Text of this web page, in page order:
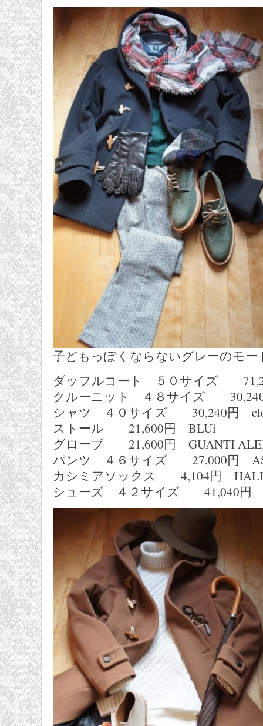
子どもっぽくならないグレーのモ
ダッフルコート ５０サイズ
クルーニット ４８サイズ
シャツ ４０サイズ 30,240円
ストール 21,600円 BLUi
グローブ 21,600円 GUANTI
パンツ ４６サイズ 27,000円
カシミアソックス 4,104円
シューズ ４２サイズ 41,040円